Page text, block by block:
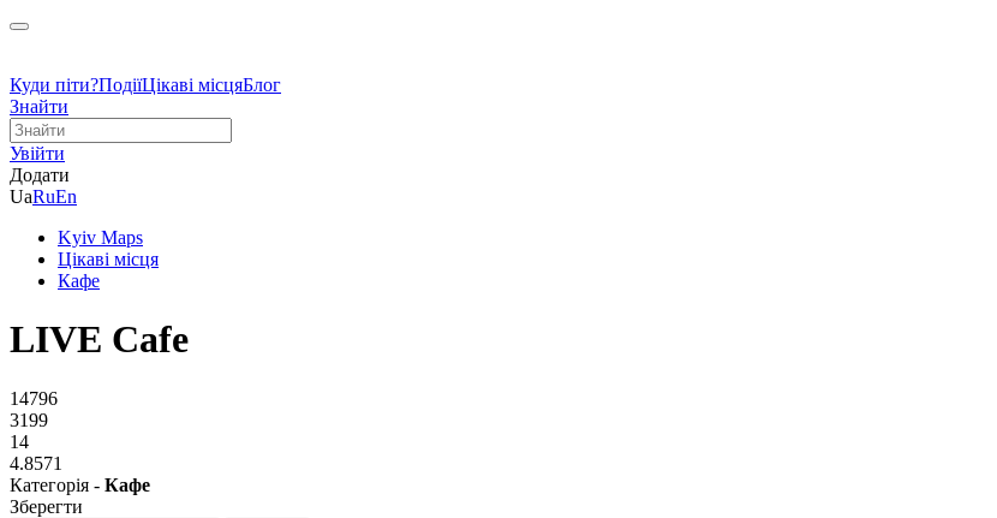
Куди піти?ПодіїЦікаві місцяБлог
Знайти
Увійти
Додати
UaRuEn
Kyiv Maps
Цікаві місця
Кафе
LIVE Cafe
14796
3199
14
4.8571
Категорія - Кафе
Зберегти